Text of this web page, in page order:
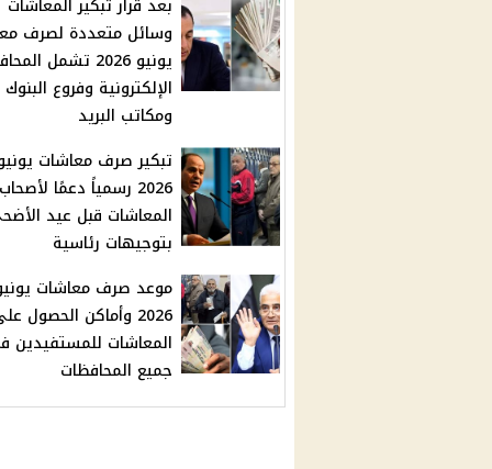
بعد قرار تبكير المعاشات
وسائل متعددة لصرف
يونيو 2026 تشمل
الإلكترونية وفروع البنوك
ومكاتب البريد
تبكير صرف معاشات
2026 رسمياً دعمًا لأصحاب
المعاشات قبل عيد
بتوجيهات رئاسية
موعد صرف معاشات
2026 وأماكن الحصول
المعاشات للمستفيدين
جميع المحافظات